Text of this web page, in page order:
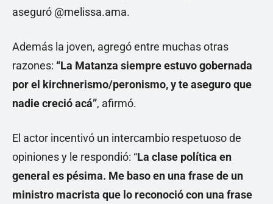
aseguró @melissa.ama.
Además la joven, agregó entre muchas otras
razones: “La Matanza siempre estuvo gobernada
por el kirchnerismo/peronismo, y te aseguro que
nadie creció acá”, afirmó.
El actor incentivó un intercambio respetuoso de
opiniones y le respondió: “La clase política en
general es pésima. Me baso en una frase de un
ministro macrista que lo reconoció con una frase